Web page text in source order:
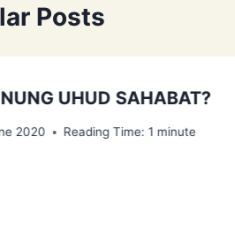
Posts
UHUD SAHABAT?
2020 Reading Time: 1 minute